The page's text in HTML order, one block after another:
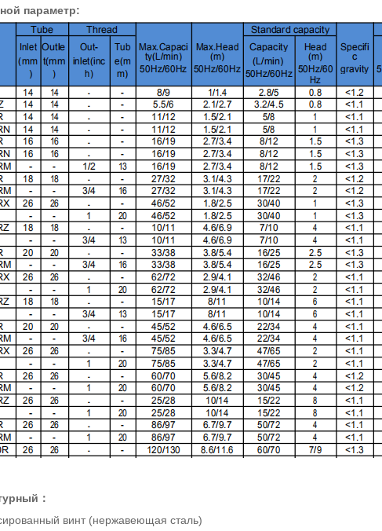
параметр:
：
винт (нержавеющая сталь)